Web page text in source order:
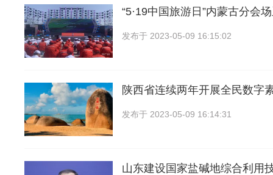
“5·19中国旅游日”内蒙古分会
发布于 2023-05-09 16:15:02
陕西省连续两年开展全民数字
发布于 2023-05-09 16:14:31
山东建设国家盐碱地综合利用